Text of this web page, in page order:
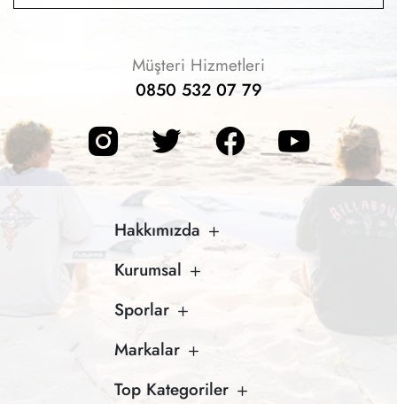
Müşteri Hizmetleri
0850 532 07 79
Hakkımızda
Kurumsal
Sporlar
Markalar
Top Kategoriler